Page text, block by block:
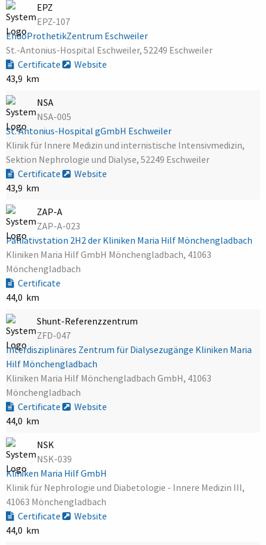
EPZ
EPZ-107
EndoProthetikZentrum Eschweiler
St.-Antonius-Hospital Eschweiler, 52249 Eschweiler
Certificate
Website
43,9 km
NSA
NSA-005
St. Antonius-Hospital gGmbH Eschweiler
Klinik für Innere Medizin und internistische Intensivmedizin,
Sektion Nephrologie und Dialyse, 52249 Eschweiler
Certificate
Website
43,9 km
ZAP-A
ZAP-A-023
Palliativstation 2H2 der Kliniken Maria Hilf Mönchengladbach
Kliniken Maria Hilf GmbH Mönchengladbach, 41063
Mönchengladbach
Certificate
44,0 km
Shunt-Referenzzentrum
ZFD-047
Interdisziplinäres Zentrum für Dialysezugänge Kliniken Maria
Hilf Mönchengladbach
Kliniken Maria Hilf Mönchengladbach GmbH, 41063
Mönchengladbach
Certificate
Website
44,0 km
NSK
NSK-039
Kliniken Maria Hilf GmbH
Klinik für Nephrologie und Diabetologie - Innere Medizin III,
41063 Mönchengladbach
Certificate
Website
44,0 km